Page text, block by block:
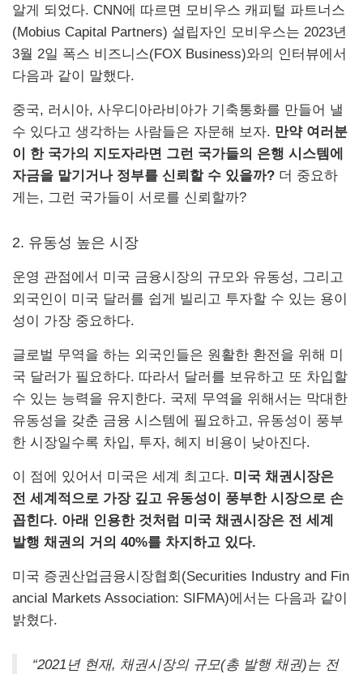
알게 되었다. CNN에 따르면 모비우스 캐피털 파트너스
(Mobius Capital Partners) 설립자인 모비우스는 2023년
3월 2일 폭스 비즈니스(FOX Business)와의 인터뷰에서
다음과 같이 말했다.
중국, 러시아, 사우디아라비아가 기축통화를 만들어 낼
수 있다고 생각하는 사람들은 자문해 보자. 만약 여러분
이 한 국가의 지도자라면 그런 국가들의 은행 시스템에
자금을 맡기거나 정부를 신뢰할 수 있을까? 더 중요하
게는, 그런 국가들이 서로를 신뢰할까?
2. 유동성 높은 시장
운영 관점에서 미국 금융시장의 규모와 유동성, 그리고
외국인이 미국 달러를 쉽게 빌리고 투자할 수 있는 용이
성이 가장 중요하다.
글로벌 무역을 하는 외국인들은 원활한 환전을 위해 미
국 달러가 필요하다. 따라서 달러를 보유하고 또 차입할
수 있는 능력을 유지한다. 국제 무역을 위해서는 막대한
유동성을 갖춘 금융 시스템에 필요하고, 유동성이 풍부
한 시장일수록 차입, 투자, 헤지 비용이 낮아진다.
이 점에 있어서 미국은 세계 최고다. 미국 채권시장은
전 세계적으로 가장 깊고 유동성이 풍부한 시장으로 손
꼽힌다. 아래 인용한 것처럼 미국 채권시장은 전 세계
발행 채권의 거의 40%를 차지하고 있다.
미국 증권산업금융시장협회(Securities Industry and Fin
ancial Markets Association: SIFMA)에서는 다음과 같이
밝혔다.
“2021년 현재, 채권시장의 규모(총 발행 채권)는 전